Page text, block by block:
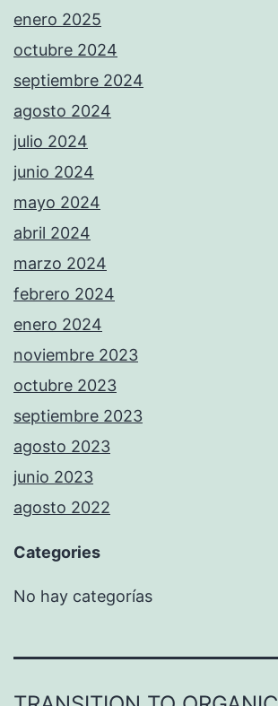
enero 2025
octubre 2024
septiembre 2024
agosto 2024
julio 2024
junio 2024
mayo 2024
abril 2024
marzo 2024
febrero 2024
enero 2024
noviembre 2023
octubre 2023
septiembre 2023
agosto 2023
junio 2023
agosto 2022
Categories
No hay categorías